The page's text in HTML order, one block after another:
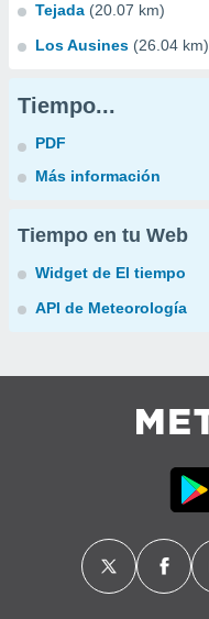
Tejada (20.07 km)
Los Ausines (26.04 km)
Tiempo...
PDF
Más información
Tiempo en tu Web
Widget de El tiempo
API de Meteorología